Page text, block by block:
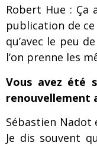
Robert Hue : Ça
publication de
qu’avec le peu
l’on prenne les
Vous avez été
renouvellement
Sébastien Nadot
Je dis souvent